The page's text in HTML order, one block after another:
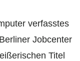
verfasstes
Jobcenter
Titel